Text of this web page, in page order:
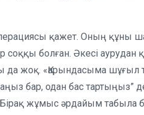
қажет. Оның құны
болған. Әкесі аурудан
жоқ. «Қарындасыма шұғыл
бар, одан бас
Бірақ жұмыс әрдайым